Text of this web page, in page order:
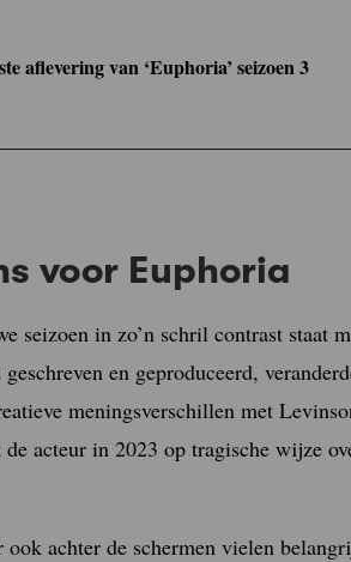
aflevering van ‘Euphoria’ seizoen 3
voor Euphoria
seizoen in zo’n schril contrast staat
en geproduceerd,
meningsverschillen met
acteur in 2023 op tragische wijze
achter de schermen vielen